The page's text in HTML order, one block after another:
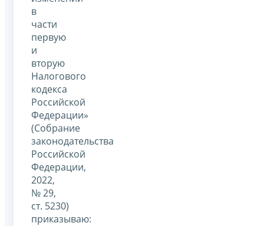
в
части
первую
и
вторую
Налогового
кодекса
Российской
Федерации»
(Собрание
законодательства
Российской
Федерации,
2022,
№ 29,
ст. 5230)
приказываю: